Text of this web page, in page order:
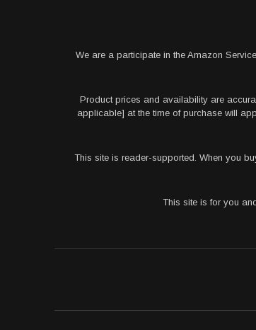
We are a participate in the Amazon
Product prices and availability are
applicable] at the time of purchase will
This site is reader-supported. When you
This site is for you